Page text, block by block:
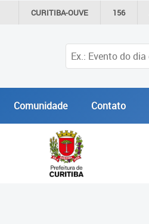
CURITIBA-OUVE 156
Comunidade Contato